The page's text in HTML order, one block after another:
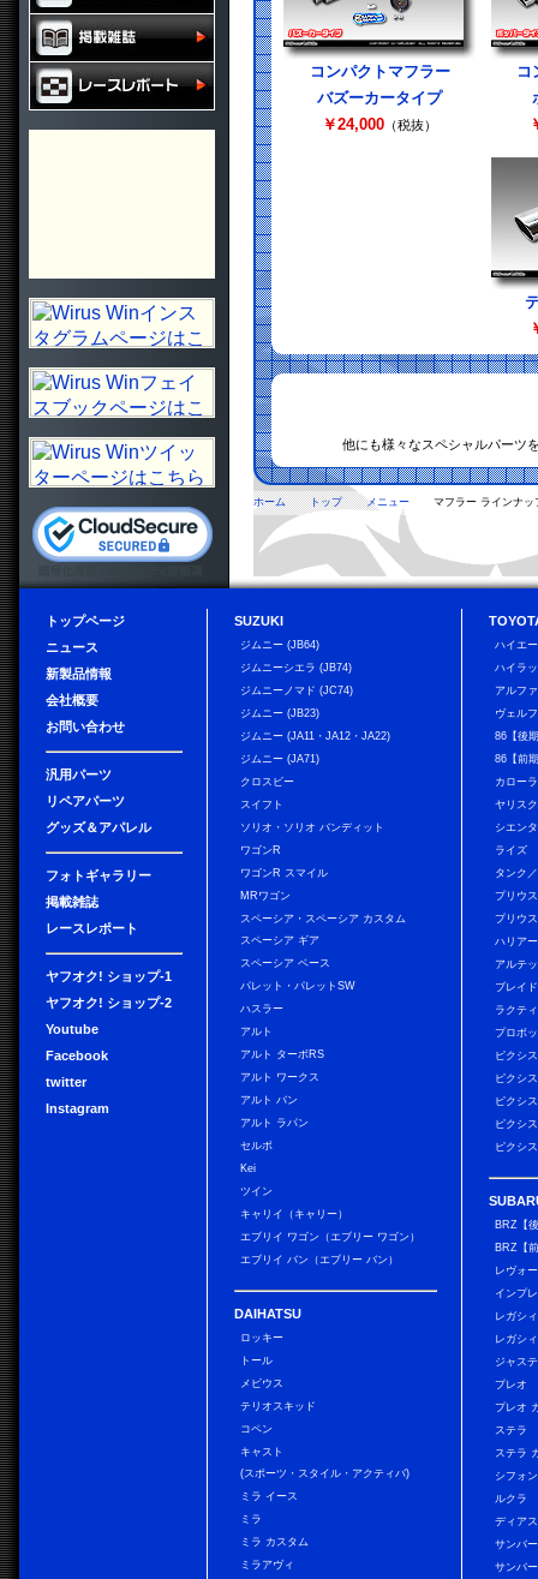
コンパクトマフラー
バズーカータイプ
￥24,000 （税抜）
コ
他にも様々なスペシャルパーツ
ホーム トップ メニュー マフラー ラインナッ
トップページ
ニュース
新製品情報
会社概要
お問い合わせ
汎用パーツ
リペアパーツ
グッズ＆アパレル
フォトギャラリー
掲載雑誌
レースレポート
ヤフオク! ショップ-1
ヤフオク! ショップ-2
Youtube
Facebook
twitter
Instagram
SUZUKI
ジムニー (JB64)
ジムニーシエラ (JB74)
ジムニーノマド (JC74)
ジムニー (JB23)
ジムニー (JA11・JA12・JA22)
ジムニー (JA71)
クロスビー
スイフト
ソリオ・ソリオ バンディット
ワゴンR
ワゴンR スマイル
MRワゴン
スペーシア・スペーシア カスタム
スペーシア ギア
スペーシア ベース
パレット・パレットSW
ハスラー
アルト
アルト ターボRS
アルト ワークス
アルト バン
アルト ラパン
セルボ
Kei
ツイン
キャリイ（キャリー）
エブリイ ワゴン（エブリー ワゴン）
エブリイ バン（エブリー バン）
DAIHATSU
ロッキー
トール
メビウス
テリオスキッド
コペン
キャスト
(スポーツ・スタイル・アクティバ)
ミラ イース
ミラ
ミラ カスタム
ミラアヴィ
ハイエ
ハイラ
アルフ
ヴェル
86【後
86【前
カロー
ヤリス
シエンタ
ライズ
タンク
プリウス
プリウ
ハリアー
アルテ
ブレイド
ラクテ
プロボ
ピクシ
ピクシ
ピクシ
ピクシ
ピクシ
BRZ【
BRZ【
レヴォ
インプ
レガシ
レガシ
ジャス
プレオ
プレオ
ステラ
ステラ
シフォ
ルクラ
ディア
サンバ
サンバ